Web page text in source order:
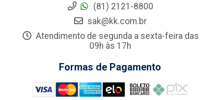
(81) 2121-8800
sak@kk.com.br
Atendimento de segunda a sexta-feira das
09h às 17h
Formas de Pagamento